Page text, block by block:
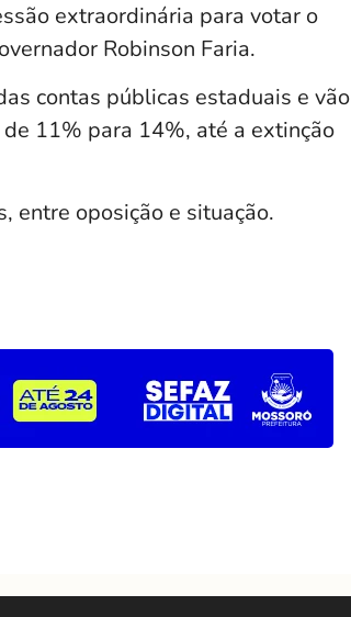
extraordinária para votar o
Robinson Faria.
contas públicas estaduais e vão
11% para 14%, até a extinção
entre oposição e situação.